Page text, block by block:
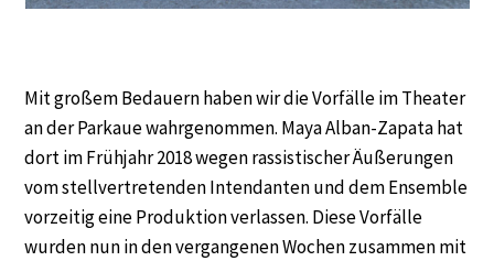
Mit großem Bedauern haben wir die Vorfälle im Theater
an der Parkaue wahrgenommen. Maya Alban-Zapata hat
dort im Frühjahr 2018 wegen rassistischer Äußerungen
vom stellvertretenden Intendanten und dem Ensemble
vorzeitig eine Produktion verlassen. Diese Vorfälle
wurden nun in den vergangenen Wochen zusammen mit